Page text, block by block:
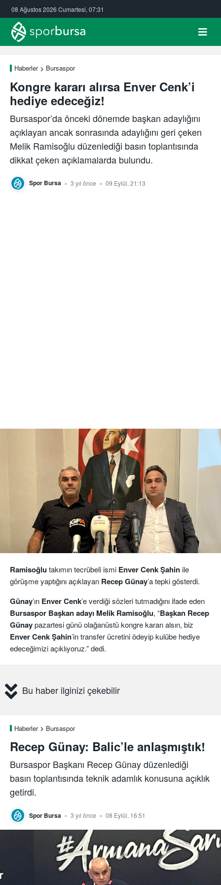
08 Ağustos 2026 Cumartesi, 07:31
Haberler Bursaspor
Kongre kararı alırsa Enver Cenk’i
hediye edeceğiz!
Bursaspor’da önceki dönemde başkan adaylığını
açıklayan ancak sonrasında adaylığını geri çeken
Melik Ramisoğlu düzenlediği basın toplantısında
dikkat çeken açıklamalarda bulundu.
Spor Bursa 3 yıl önce 09 Eylül, 21:13
Ramisoğlutakımın tecrübeli ismi Enver Cenk Şahinile
görüşme yaptığını açıklayan Recep Günay’a tepki gösterdi.
Günay’ın Enver Cenk’e verdiği sözleri tutmadığını ifade eden
Bursaspor Başkan adayı Melik Ramisoğlu, “Başkan Recep
Günaypazartesi günü olağanüstü kongre kararı alsın, biz
Enver Cenk Şahin’in transfer ücretini ödeyip kulübe hediye
edeceğimizi açıklıyoruz.” dedi.
Bu haber ilginizi çekebilir
Haberler Bursaspor
Recep Günay: Balic’le anlaşmıştık!
Bursaspor Başkanı Recep Günay düzenlediği
basın toplantısında teknik adamlık konusuna açıklık
getirdi.
Spor Bursa 3 yıl önce 08 Eylül, 16:51